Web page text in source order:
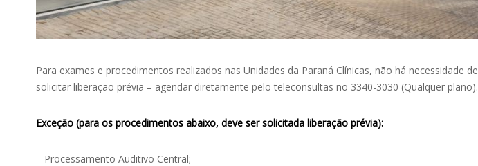
Para exames e procedimentos realizados nas Unidades da Paraná Clínicas, não há necessidade de
solicitar liberação prévia – agendar diretamente pelo teleconsultas no 3340-3030 (Qualquer plano).
Exceção (para os procedimentos abaixo, deve ser solicitada liberação prévia):
– Processamento Auditivo Central;